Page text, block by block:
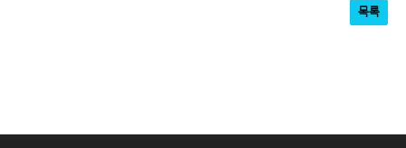
목록